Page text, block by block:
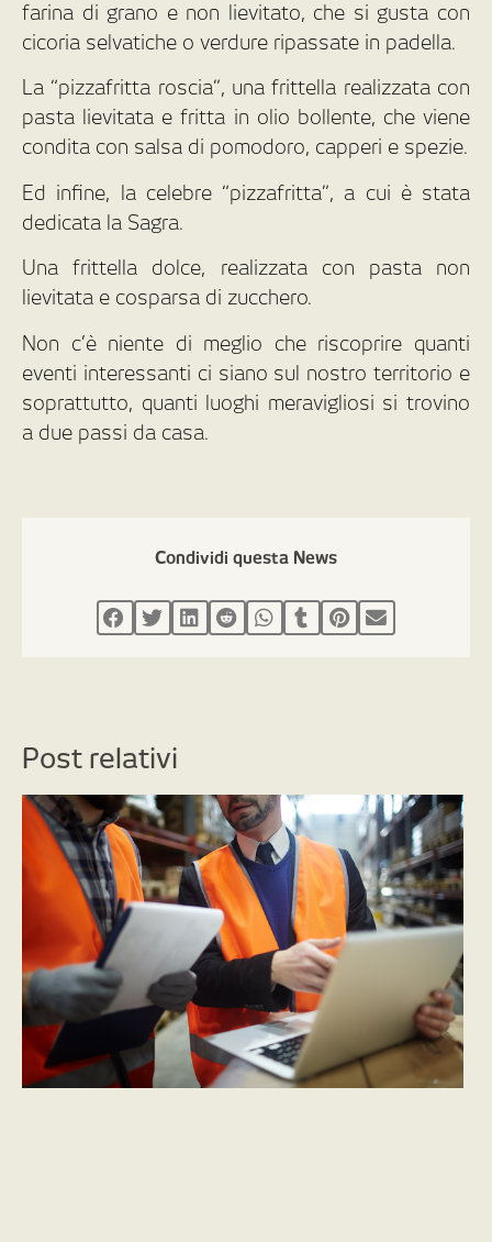
farina di grano e non lievitato, che si gusta con
cicoria selvatiche o verdure ripassate in padella.
La “pizzafritta roscia”, una frittella realizzata con
pasta lievitata e fritta in olio bollente, che viene
condita con salsa di pomodoro, capperi e spezie.
Ed infine, la celebre “pizzafritta”, a cui è stata
dedicata la Sagra.
Una frittella dolce, realizzata con pasta non
lievitata e cosparsa di zucchero.
Non c’è niente di meglio che riscoprire quanti
eventi interessanti ci siano sul nostro territorio e
soprattutto, quanti luoghi meravigliosi si trovino
a due passi da casa.
Condividi questa News
Post relativi